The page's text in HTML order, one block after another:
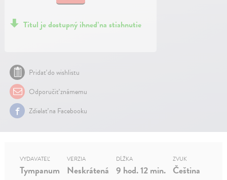
Titul je dostupný ihneď na stiahnutie
Pridať do wishlistu
Odporučiť známemu
Zdielať na Facebooku
VYDAVATEĽ
Tympanum
VERZIA
Neskrátená
DĹŽKA
9 hod. 12 min.
ZVUK
Čeština